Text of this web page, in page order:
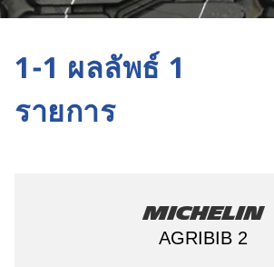
1-1 ผลลัพธ์ 1
รายการ
Michelin
AGRIBIB 2